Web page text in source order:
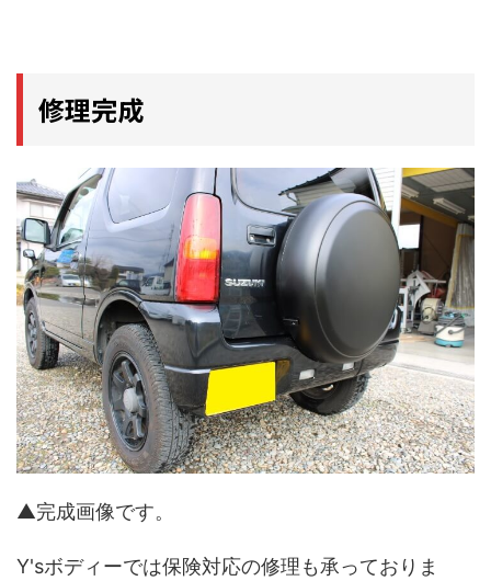
修理完成
▲完成画像です。
Y'sボディーでは保険対応の修理も承っておりま